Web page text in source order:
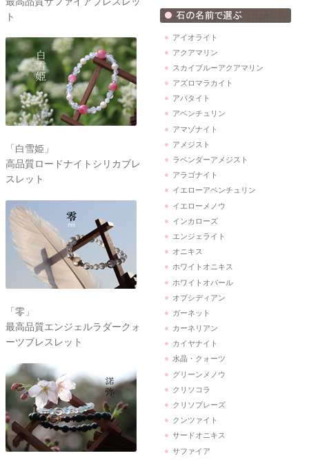
ト
「白雪姫」
高品質ロードナイトシリカブレ
スレット
「零」
最高品質エンジェルラダークォ
ーツブレスレット
アイオライト
アクアマリン
スカイブルーアクアマリン
アズロマラカイト
アパタイト
アベンチュリン
アマゾナイト
アメジスト
ラベンダーアメジスト
アラゴナイト
イエローアベンチュリン
イエローメノウ
インカローズ
エンジェライト
オニキス
ホワイトオニキス
ホワイトオパール
オブシディアン
ガーネット
カーネリアン
カイヤナイト
水晶・クォーツ
グリーンメノウ
クリソコラ
クリソプレーズ
クンツァイト
サードオニキス
サファイア